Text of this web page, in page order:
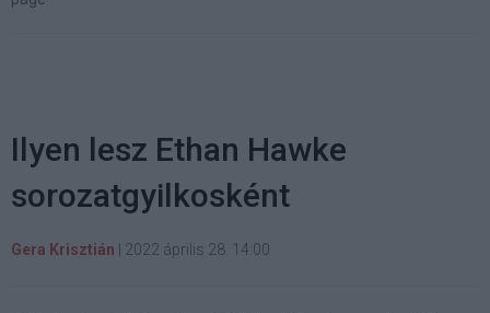
Ilyen lesz Ethan Hawke
sorozatgyilkosként
Gera Krisztián 2022 április 28. 14:00